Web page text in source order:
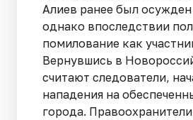
Алиев ранее был осужден
однако впоследствии
помилование как
Вернувшись в
считают следователи,
нападения на
города.